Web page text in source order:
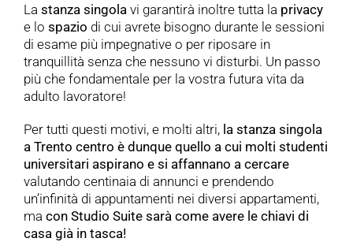
La stanza singola vi garantirà inoltre tutta la privacy
e lo spazio di cui avrete bisogno durante le sessioni
di esame più impegnative o per riposare in
tranquillità senza che nessuno vi disturbi. Un passo
più che fondamentale per la vostra futura vita da
adulto lavoratore!
Per tutti questi motivi, e molti altri, la stanza singola
a Trento centro è dunque quello a cui molti studenti
universitari aspirano e si affannano a cercare
valutando centinaia di annunci e prendendo
un’infinità di appuntamenti nei diversi appartamenti,
ma con Studio Suite sarà come avere le chiavi di
casa già in tasca!